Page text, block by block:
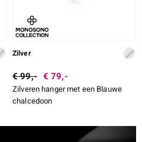
Zilver
€ 99,- € 79,-
Zilveren hanger met een Blauwe
chalcedoon